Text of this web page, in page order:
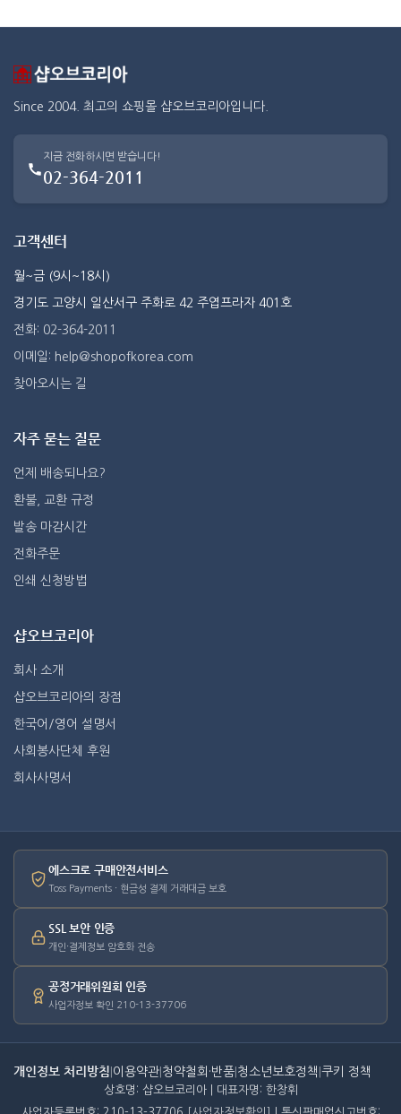
Since 2004. 최고의 쇼핑몰 샵오브코리아입니다.
지금 전화하시면 받습니다!
02-364-2011
고객센터
월~금 (9시~18시)
경기도 고양시 일산서구 주화로 42 주엽프라자 401호
전화: 02-364-2011
이메일: help@shopofkorea.com
찾아오시는 길
자주 묻는 질문
언제 배송되나요?
환불, 교환 규정
발송 마감시간
전화주문
인쇄 신청방법
샵오브코리아
회사 소개
샵오브코리아의 장점
한국어/영어 설명서
사회봉사단체 후원
회사사명서
에스크로 구매안전서비스
Toss Payments · 현금성 결제 거래대금 보호
SSL 보안 인증
개인·결제정보 암호화 전송
공정거래위원회 인증
사업자정보 확인 210-13-37706
개인정보 처리방침 이용약관 청약철회·반품 청소년보호정책 쿠키 정책
상호명: 샵오브코리아 | 대표자명: 한창휘